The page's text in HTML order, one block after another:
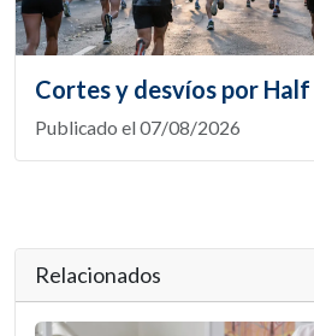
Cortes y desvíos por
Publicado el 07/08/2026
Relacionados